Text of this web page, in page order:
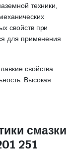
техники,
свойств при
для применения
свойства.
Высокая
смазки
251